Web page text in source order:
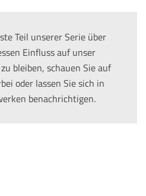
Teil unserer Serie über
Einfluss auf unser
bleiben, schauen Sie auf
oder lassen Sie sich in
benachrichtigen.